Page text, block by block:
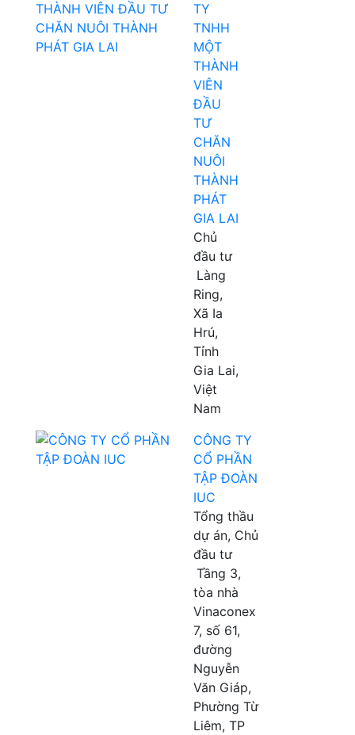
TY
TNHH
MỘT
THÀNH
VIÊN
ĐẦU
TƯ
CHĂN
NUÔI
THÀNH
PHÁT
GIA LAI
Chủ
đầu tư
Làng
Ring,
Xã Ia
Hrú,
Tỉnh
Gia Lai,
Việt
Nam
CÔNG TY
CỔ PHẦN
TẬP ĐOÀN
IUC
Tổng thầu
dự án, Chủ
đầu tư
Tầng 3,
tòa nhà
Vinaconex
7, số 61,
đường
Nguyễn
Văn Giáp,
Phường Từ
Liêm, TP